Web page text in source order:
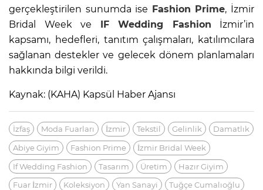
gerçekleştirilen sunumda ise Fashion Prime, İzmir
Bridal Week ve IF Wedding Fashion İzmir’in
kapsamı, hedefleri, tanıtım çalışmaları, katılımcılara
sağlanan destekler ve gelecek dönem planlamaları
hakkında bilgi verildi.
Kaynak: (KAHA) Kapsül Haber Ajansı
İzfaş Moda Fuarları İzmir Tekstil Gelinlik
Damatlık
Abiye Giyim
Fashion Prime
İzmir Bridal Week
If Wedding Fashion
Tasarım Üretim
Hazır Giyim
Fuar İzmir
Koleksiyon Yan Sanayi
Tuğçe Cumalıoğlu